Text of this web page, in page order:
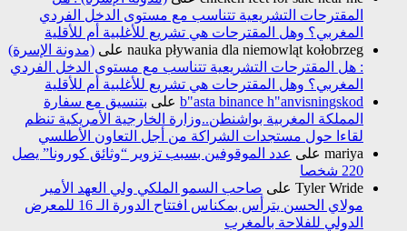
المقترحات التشريعية تتناسب مع مستوى الدخل الفردي
المغربي؟ وهل المقترحات هي تشريع للأغلبية أم للأقلية
nauka pływania dla niemowląt kołobrzeg على (مدونة الإسرة)
: هل المقترحات التشريعية تتناسب مع مستوى الدخل الفردي
المغربي؟ وهل المقترحات هي تشريع للأغلبية أم للأقلية
b"asta binance h"anvisningskod على بتنسيق مع سفارة
المملكة المغربية بواشنطن..وزارة الخارجية الأمريكية تنظم
لقاءا حول مستجدات الشراكة من أجل التعاون الأطلسي
mariya على عدد الموقوفين بسبب تزوير “وثائق كورونا” يصل
220 شخصا
Tyler Wride على صاحب السمو الملكي ولي العهد الأمير
مولاي الحسن يترأس بمكناس افتتاح الدورة الـ 16 للمعرض
الدولي للفلاحة بالمغرب